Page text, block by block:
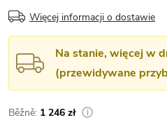
Więcej informacji o dostawie
Na stanie, więcej w
(przewidywane
1 246 zł